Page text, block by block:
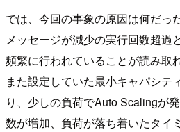
では、今回の事象の原因は何だっ
メッセージが減少の実行回数超過
頻繁に行われていることが読み取
また設定していた最小キャパシテ
り、少しの負荷でAuto Scalingが
数が増加、負荷が落ち着いたタイ